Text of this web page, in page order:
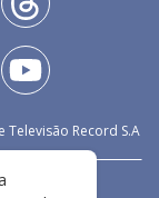
Televisão Record S.A